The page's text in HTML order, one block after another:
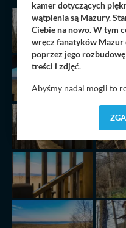
kamer dotyczących
wątpienia są Mazury.
Ciebie na nowo. W tym
wręcz fanatyków
poprzez jego
treści i zdjęć.
Abyśmy nadal mogli to
dostosować do Twoich
pliki cookies) będą
wyszukania, ulubione
Bezpieczeństwo Twoich
priorytetowe, bez
zmieniać zakresu
nas bezpieczne, jeśli
intencji, zawsze możesz
informacji uzyskach w